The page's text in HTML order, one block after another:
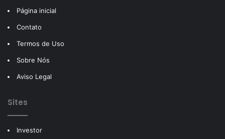
Página inicial
Contato
Termos de Uso
Sobre Nós
Aviso Legal
Sites
Investor